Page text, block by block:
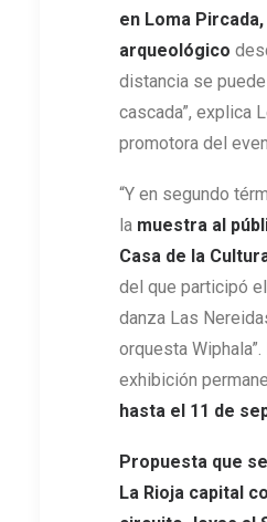
en Loma
arqueológico
distancia se
cascada”, explica
promotora del
“Y en segundo
la muestra al
Casa de la
del que participó
danza Las
orquesta Wiphala”.
exhibición
hasta el 11 de
Propuesta que
La Rioja capital